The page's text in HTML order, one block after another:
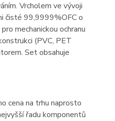
Vrcholem ve vývoji
čisté 99,9999%OFC o
mechanickou ochranu
(PVC, PET
Set obsahuje
cena na trhu naprosto
řadu komponentů